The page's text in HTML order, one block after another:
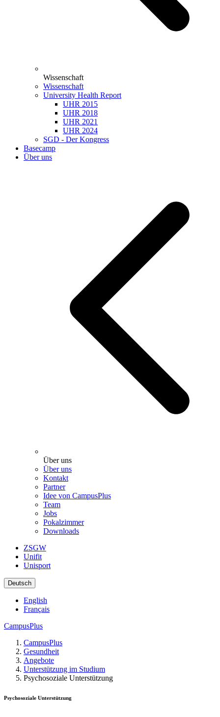
Wissenschaft
Wissenschaft
University Health Report
UHR 2015
UHR 2018
UHR 2021
UHR 2024
SGD - Der Kongress
Basecamp
Über uns
Über uns
Über uns
Kontakt
Partner
Idee von CampusPlus
Team
Jobs
Pokalzimmer
Downloads
ZSGW
Unifit
Unisport
Deutsch
English
Français
CampusPlus
CampusPlus
Gesundheit
Angebote
Unterstützung im Studium
Psychosoziale Unterstützung
Psychosoziale Unterstützung